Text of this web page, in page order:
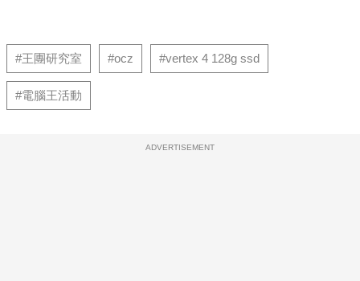
#王團研究室 #ocz #vertex 4 128g ssd
#電腦王活動
ADVERTISEMENT